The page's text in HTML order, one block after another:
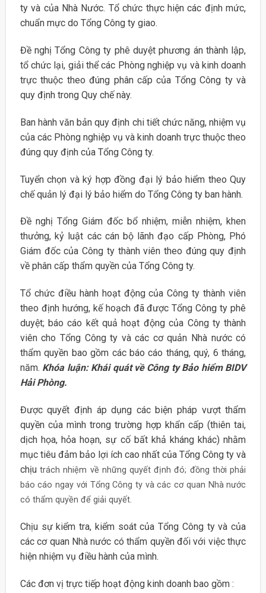
ty và của Nhà Nước. Tổ chức thực hiện các định mức,
chuẩn mực do Tổng Công ty giao.
Đề nghị Tổng Công ty phê duyệt phương án thành lập,
tổ chức lại, giải thể các Phòng nghiệp vụ và kinh doanh
trực thuộc theo đúng phân cấp của Tổng Công ty và
quy định trong Quy chế này.
Ban hành văn bản quy định chi tiết chức năng, nhiệm vụ
của các Phòng nghiệp vụ và kinh doanh trực thuộc theo
đúng quy định của Tổng Công ty.
Tuyển chọn và ký hợp đồng đại lý bảo hiểm theo Quy
chế quản lý đại lý bảo hiểm do Tổng Công ty ban hành.
Đề nghị Tổng Giám đốc bổ nhiệm, miễn nhiệm, khen
thưởng, kỷ luật các cán bộ lãnh đạo cấp Phòng, Phó
Giám đốc của Công ty thành viên theo đúng quy định
về phân cấp thẩm quyền của Tổng Công ty.
Tổ chức điều hành hoạt động của Công ty thành viên
theo định hướng, kế hoạch đã được Tổng Công ty phê
duyệt; báo cáo kết quả hoạt động của Công ty thành
viên cho Tổng Công ty và các cơ quản Nhà nước có
thẩm quyền bao gồm các báo cáo tháng, quý, 6 tháng,
năm. Khóa luận: Khái quát về Công ty Bảo hiểm BIDV
Hải Phòng.
Được quyết định áp dụng các biện pháp vượt thẩm
quyền của mình trong trường hợp khẩn cấp (thiên tai,
dịch họa, hỏa hoạn, sự cố bất khả kháng khác) nhằm
mục tiêu đảm bảo lợi ích cao nhất của Tổng Công ty và
chịutrách nhiệm về những quyết định đó; đồng thời phải
báo cáo ngay với Tổng Công ty và các cơ quan Nhà nước
có thẩm quyền để giải quyết.
Chịu sự kiểm tra, kiểm soát của Tổng Công ty và của
các cơ quan Nhà nước có thẩm quyền đối với việc thực
hiện nhiệm vụ điều hành của mình.
Các đơn vị trực tiếp hoạt động kinh doanh bao gồm :